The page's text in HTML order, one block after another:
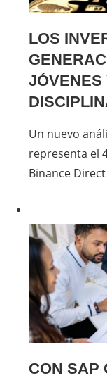
LOS
JÓVENES
Un nuevo
representa el
Binance
CON SAP